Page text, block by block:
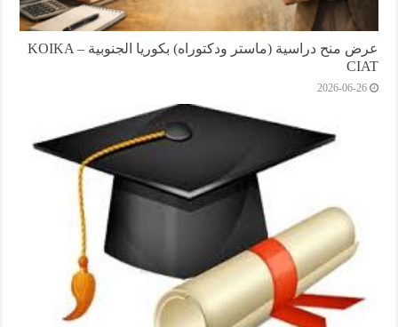
عرض منح دراسية (ماستر ودكتوراه) بكوريا الجنوبية KOIKA –
CIAT
2026-06-26